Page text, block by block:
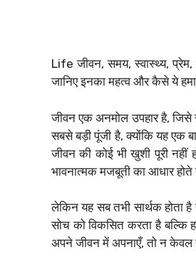
Life जीवन, समय, स्वास्थ्य,
जानिए इनका महत्व और कैसे ये
जीवन एक अनमोल उपहार है, जिसे
सबसे बड़ी पूंजी है, क्योंकि यह एक
जीवन की कोई भी खुशी पूरी
भावनात्मक मजबूती का आधार
लेकिन यह सब तभी सार्थक होता है
सोच को विकसित करता है बल्कि
अपने जीवन में अपनाएँ, तो न